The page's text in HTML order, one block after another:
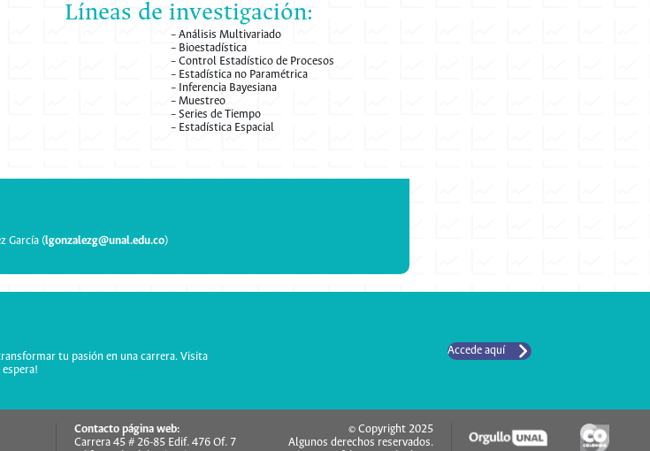
Líneas de investigación:
– Análisis Multivariado
– Bioestadística
– Control Estadístico de Procesos
– Estadística no Paramétrica
– Inferencia Bayesiana
– Muestreo
– Series de Tiempo
– Estadística Espacial
García (lgonzalezg@unal.edu.co)
tu pasión en una carrera. Visita
Accede aquí
Contacto página web:
Carrera 45 # 26-85 Edif. 476 Of. 7
© Copyright 2025
Algunos derechos reservados.